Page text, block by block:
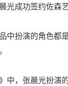
光成功签约佐森
中扮演的角色都
中，张晨光扮演